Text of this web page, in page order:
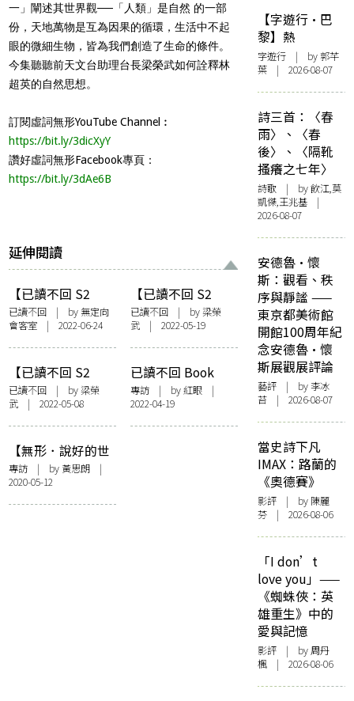
一」闡述其世界觀──「人類」是自然 的一部
份，天地萬物是互為因果的循環，生活中不起
眼的微細生物，皆為我們創造了生命的條件。
今集聽聽前天文台助理台長梁榮武如何詮釋林
超英的自然思想。
訂閱虛詞無形YouTube Channel︰
https://bit.ly/3dicXyY
讚好虛詞無形Facebook專頁：
https://bit.ly/3dAe6B
延伸閱讀
【已讀不回 S2
#20】Luna串錯
字、Willis好純
情？已讀不回Book
Channel嘉賓私下
人品大揭秘！
已讀不回 | by 無定向
會客室 | 2022-06-24
【已讀不回 S2
#16】梁榮武：人
類細自然大！
Janine
Benyus《Biomimicry:
Innovation
Inspired By
已讀不回| by 梁榮
武 | 2022-05-19
【已讀不回 S2
#14】梁榮武：出
動吧！地球保衛
隊！李逆熵《喚醒
69億隻青蛙》
已讀不回 | by 梁榮
武 | 2022-05-08
已讀不回 Book
Channel，良幣終
會戰勝劣幣 —— 訪
鄧小樺、黃嘉瀛
專訪| by紅眼|
2022-04-19
【無形．說好的世
界末日呢？】專訪
林超英：生物本該
求生，死也要講道
專訪 | by 黃思朗 |
2020-05-12
【字遊行·巴
黎】熱
字遊行 | by 郭芊
葉 | 2026-08-07
詩三首：〈春
雨〉、〈春
後〉、〈隔靴
搔癢之七年〉
詩歌 | by 飲江,莫
凱傑,王兆基 |
2026-08-07
安德魯·懷
斯：觀看、秩
序與靜謐 ——
東京都美術館
開館100周年紀
念安德魯·懷
斯展觀展評論
藝評 | by 李冰
苔 | 2026-08-07
當史詩下凡
IMAX：路蘭的
《奧德賽》
影評 | by 陳麗
芬 | 2026-08-06
「I don’t
love you」——
《蜘蛛俠：英
雄重生》中的
愛與記憶
影評 | by周丹
楓 | 2026-08-06